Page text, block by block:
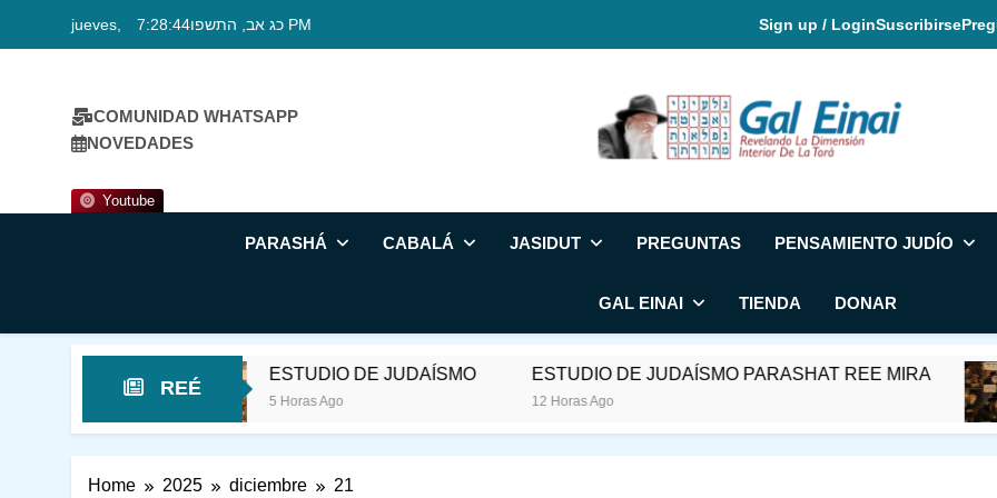
jueves, כג אב, התשפו 7:28:45 PM Sign up / LoginSuscribirse
COMUNIDAD WHATSAPP
NOVEDADES
Youtube Gal Einai En
PARASHÁ CABALÁ JASIDUT PREGUNTAS PENSAMIENTO JUDÍO
GAL EINAI TIENDA DONAR
REÉ
ESTUDIO DE JUDAÍSMO
5 Horas Ago
ESTUDIO DE JUDAÍSMO PARASHAT REE MIRA
12 Horas Ago
Home 2025 diciembre 21